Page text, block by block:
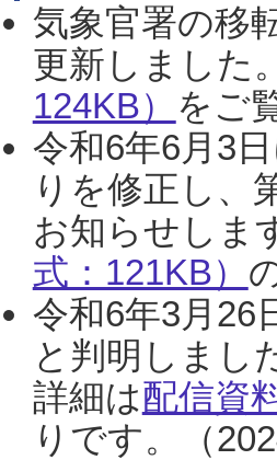
気象官署の移
更新しました
124KB） をご
令和6年6月3
りを修正し、
お知らせしま
式：121KB）
令和6年3月26
と判明しまし
詳細は配信資
りです。（